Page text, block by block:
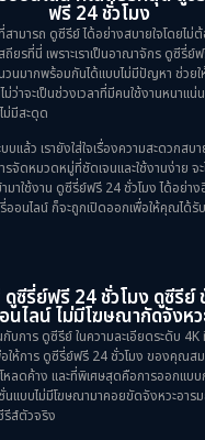
ฟรี 24 ชั่วโมง
มารถ ดูซีรีย์ ได้อย่างสบายใจโดยไม่
ยรที่นี่ เพราะเราเป็นอาณาจักร ดูซีรี่ย์
วนมากพร้อมกันได้แบบไม่มีปัญหา ช่วย
ว่าจะเป็นช่วงเวลาที่มีคนใช้งานหนาแน่
ม่มีสะดุด
แล้ว เรายังใส่ใจเรื่องความสะดวกสบ
จัดหมวดหมู่ที่ชัดเจนและใช้งานง่าย จ
มาใช้งาน ดูซีรี่ย์ฟรี 24 ชั่วโมง ได้อย่า
ออนไลน์ ก็จะถูกเปิดออกเพื่อให้คุณได้รั
ซีรี่ย์ฟรี 24 ชั่วโมง ดูซีรีย์
นไลน์ ไม่มีโฆษณากัดจังหว
การ ดูซีรีย์ ในความละเอียดระดับ 4K
อให้การ ดูซีรี่ย์ฟรี 24 ชั่วโมง ของคุณ
ลดค้าง และที่พิเศษสุดคือการออกแบบ
นแบบไม่มีโฆษณามาคอยขัดจังหวะอาร
ส์ตัวจริง